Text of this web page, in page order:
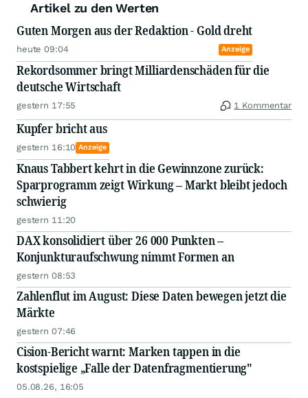
Artikel zu den Werten
Guten Morgen aus der Redaktion - Gold dreht
heute 09:04 Anzeige
Rekordsommer bringt Milliardenschäden für die
deutsche Wirtschaft
gestern 17:55 1 Kommentar
Kupfer bricht aus
gestern 16:10 Anzeige
Knaus Tabbert kehrt in die Gewinnzone zurück:
Sparprogramm zeigt Wirkung – Markt bleibt jedoch
schwierig
gestern 11:20
DAX konsolidiert über 26 000 Punkten –
Konjunkturaufschwung nimmt Formen an
gestern 08:53
Zahlenflut im August: Diese Daten bewegen jetzt die
Märkte
gestern 07:46
Cision-Bericht warnt: Marken tappen in die
kostspielige „Falle der Datenfragmentierung"
05.08.26, 16:05